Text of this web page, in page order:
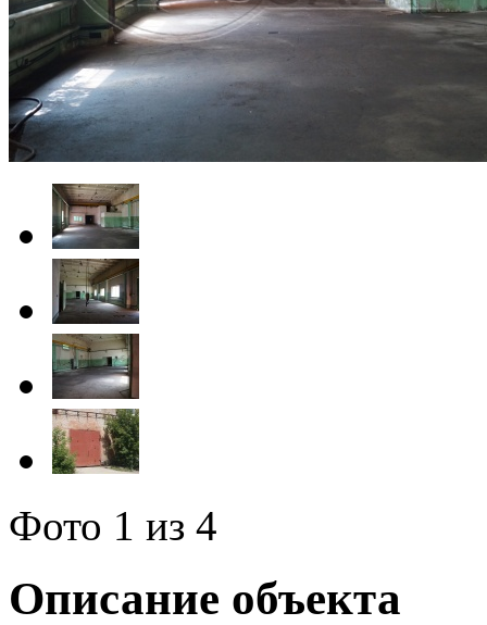
Фото 1 из 4
Описание объекта